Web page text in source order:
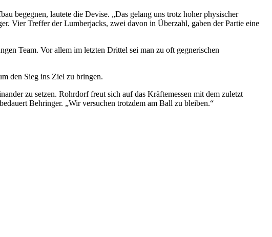
begegnen, lautete die Devise. „Das gelang uns trotz hoher physischer
Vier Treffer der Lumberjacks, zwei davon in Überzahl, gaben der Partie eine
Team. Vor allem im letzten Drittel sei man zu oft gegnerischen
den Sieg ins Ziel zu bringen.
zu setzen. Rohrdorf freut sich auf das Kräftemessen mit dem zuletzt
Behringer. „Wir versuchen trotzdem am Ball zu bleiben.“